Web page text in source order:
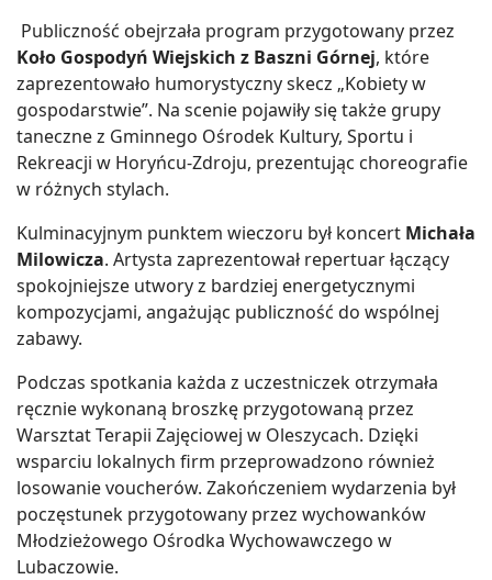
Publiczność obejrzała program przygotowany przez
Koło Gospodyń Wiejskich z Baszni Górnej, które
zaprezentowało humorystyczny skecz „Kobiety w
gospodarstwie”. Na scenie pojawiły się także grupy
taneczne z Gminnego Ośrodek Kultury, Sportu i
Rekreacji w Horyńcu-Zdroju, prezentując choreografie
w różnych stylach.
Kulminacyjnym punktem wieczoru był koncert Michała
Milowicza. Artysta zaprezentował repertuar łączący
spokojniejsze utwory z bardziej energetycznymi
kompozycjami, angażując publiczność do wspólnej
zabawy.
Podczas spotkania każda z uczestniczek otrzymała
ręcznie wykonaną broszkę przygotowaną przez
Warsztat Terapii Zajęciowej w Oleszycach. Dzięki
wsparciu lokalnych firm przeprowadzono również
losowanie voucherów. Zakończeniem wydarzenia był
poczęstunek przygotowany przez wychowanków
Młodzieżowego Ośrodka Wychowawczego w
Lubaczowie.